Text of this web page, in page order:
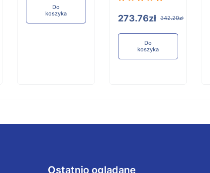
Do
koszyka
273.76zł 342.20zł
Do
koszyka
Ostatnio oglądane